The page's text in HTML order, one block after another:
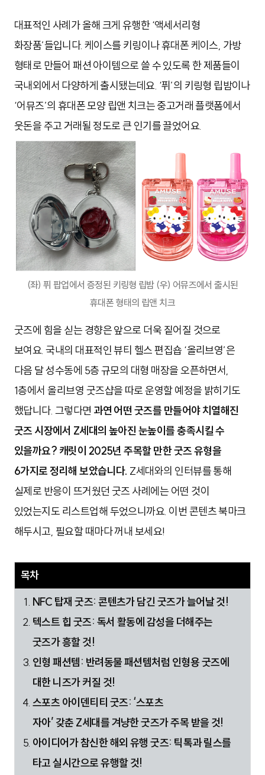
대표적인 사례가 올해 크게 유행한 ‘액세서리형
화장품’들입니다. 케이스를 키링이나 휴대폰 케이스, 가방
형태로 만들어 패션 아이템으로 쓸 수 있도록 한 제품들이
국내외에서 다양하게 출시됐는데요. ‘퓌’의 키링형 립밤이나
‘어뮤즈’의 휴대폰 모양 립앤 치크는 중고거래 플랫폼에서
웃돈을 주고 거래될 정도로 큰 인기를 끌었어요.
(좌) 퓌 팝업에서 증정된 키링형 립밤 (우) 어뮤즈에서 출시된
휴대폰 형태의 립앤 치크
굿즈에 힘을 싣는 경향은 앞으로 더욱 짙어질 것으로
보여요. 국내의 대표적인 뷰티 헬스 편집숍 ‘올리브영’은
다음 달 성수동에 5층 규모의 대형 매장을 오픈하면서,
1층에서 올리브영 굿즈샵을 따로 운영할 예정을 밝히기도
했답니다. 그렇다면 과연 어떤 굿즈를 만들어야 치열해진
굿즈 시장에서 Z세대의 높아진 눈높이를 충족시킬 수
있을까요? 캐릿이 2025년 주목할 만한 굿즈 유형을
6가지로 정리해 보았습니다. Z세대와의 인터뷰를 통해
실제로 반응이 뜨거웠던 굿즈 사례에는 어떤 것이
있었는지도 리스트업해 두었으니까요. 이번 콘텐츠 북마크
해두시고, 필요할 때마다 꺼내 보세요!
목차
NFC 탑재 굿즈: 콘텐츠가 담긴 굿즈가 늘어날 것!
텍스트 힙 굿즈: 독서 활동에 감성을 더해주는
굿즈가 흥할 것!
인형 패션템: 반려동물 패션템처럼 인형용 굿즈에
대한 니즈가 커질 것!
스포츠 아이덴티티 굿즈: ‘스포츠
자아’ 갖춘 Z세대를 겨냥한 굿즈가 주목 받을 것!
아이디어가 참신한 해외 유행 굿즈: 틱톡과 릴스를
타고 실시간으로 유행할 것!